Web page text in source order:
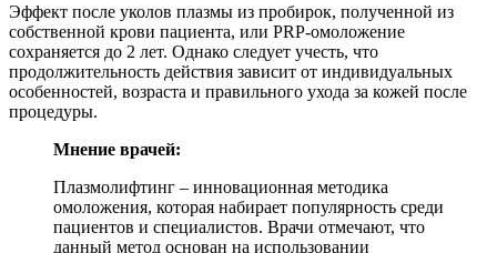
Эффект после уколов плазмы из пробирок, полученной из
собственной крови пациента, или PRP-омоложение
сохраняется до 2 лет. Однако следует учесть, что
продолжительность действия зависит от индивидуальных
особенностей, возраста и правильного ухода за кожей после
процедуры.
Мнение врачей:
Плазмолифтинг – инновационная методика
омоложения, которая набирает популярность среди
пациентов и специалистов. Врачи отмечают, что
данный метод основан на использовании